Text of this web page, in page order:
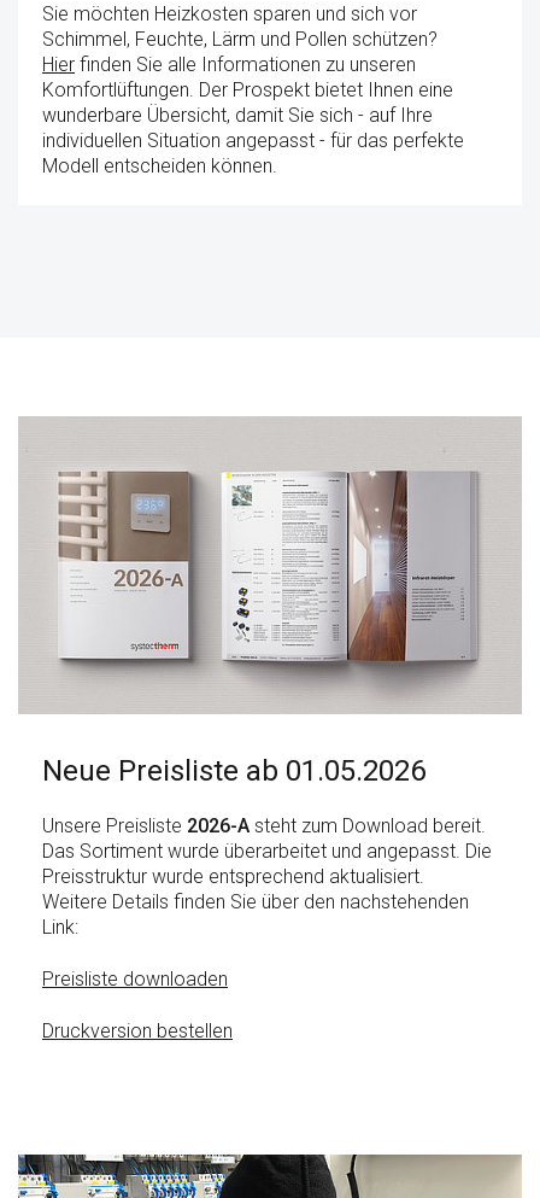
Sie möchten Heizkosten sparen und sich vor
Schimmel, Feuchte, Lärm und Pollen schützen?
Hier finden Sie alle Informationen zu unseren
Komfortlüftungen. Der Prospekt bietet Ihnen eine
wunderbare Übersicht, damit Sie sich - auf Ihre
individuellen Situation angepasst - für das perfekte
Modell entscheiden können.
Neue Preisliste ab 01.05.2026
Unsere Preisliste 2026-A steht zum Download bereit.
Das Sortiment wurde überarbeitet und angepasst. Die
Preisstruktur wurde entsprechend aktualisiert.
Weitere Details finden Sie über den nachstehenden
Link:
Preisliste downloaden
Druckversion bestellen